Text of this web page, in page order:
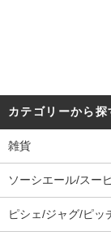
カテゴリーから探
雑貨
ソーシエール/スー
ピシェ/ジャグ/ピッ